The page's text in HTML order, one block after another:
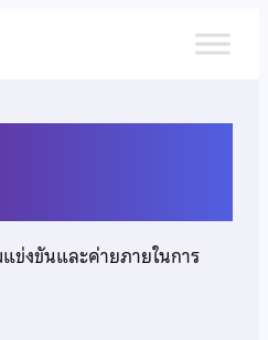
ข่งขันและค่ายภายในการ